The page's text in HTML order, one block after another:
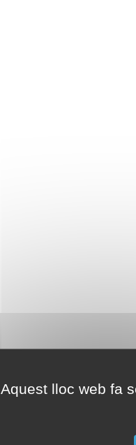
Aquest lloc web fa